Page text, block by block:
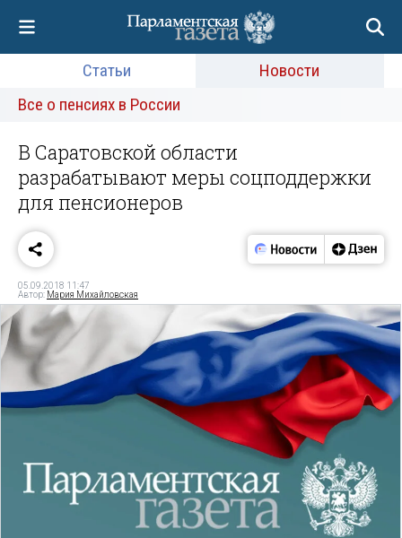
Статьи
Новости
Все о пенсиях в России
В Саратовской области
разрабатывают меры соцподдержки
для пенсионеров
05.09.2018 11:47
Автор: Мария Михайловская